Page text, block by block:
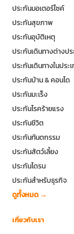
ประกันมอเตอร์ไซค์
ประกันสุขภาพ
ประกันอุบัติเหตุ
ประกันเดินทางต่างปร
ประกันเดินทางในประ
ประกันบ้าน & คอนโด
ประกันมะเร็ง
ประกันโรคร้ายแรง
ประกันชีวิต
ประกันทันตกรรม
ประกันสัตว์เลี้ยง
ประกันโดรน
ประกันสำหรับธุรกิจ
ดูทั้งหมด →
เกี่ยวกับเรา